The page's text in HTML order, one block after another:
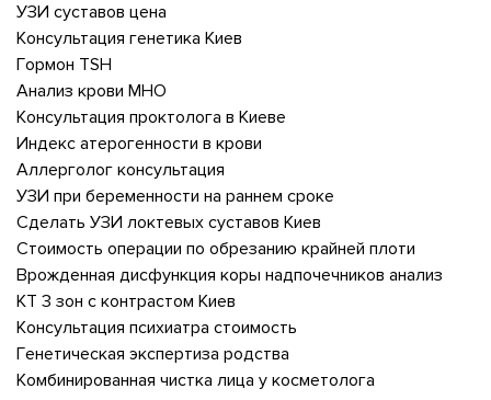
УЗИ суставов цена
Консультация генетика Киев
Гормон TSH
Анализ крови МНО
Консультация проктолога в Киеве
Индекс атерогенности в крови
Аллерголог консультация
УЗИ при беременности на раннем сроке
Сделать УЗИ локтевых суставов Киев
Стоимость операции по обрезанию крайней плоти
Врожденная дисфункция коры надпочечников анализ
КТ 3 зон с контрастом Киев
Консультация психиатра стоимость
Генетическая экспертиза родства
Комбинированная чистка лица у косметолога